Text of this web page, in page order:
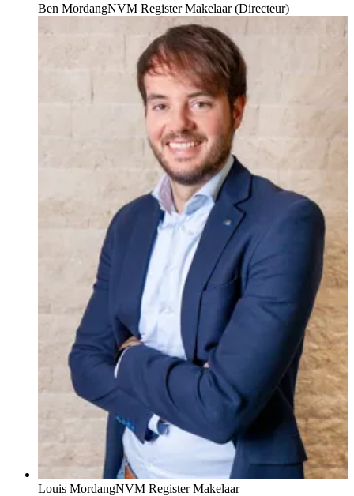
Ben MordangNVM Register Makelaar (Directeur)
Louis MordangNVM Register Makelaar